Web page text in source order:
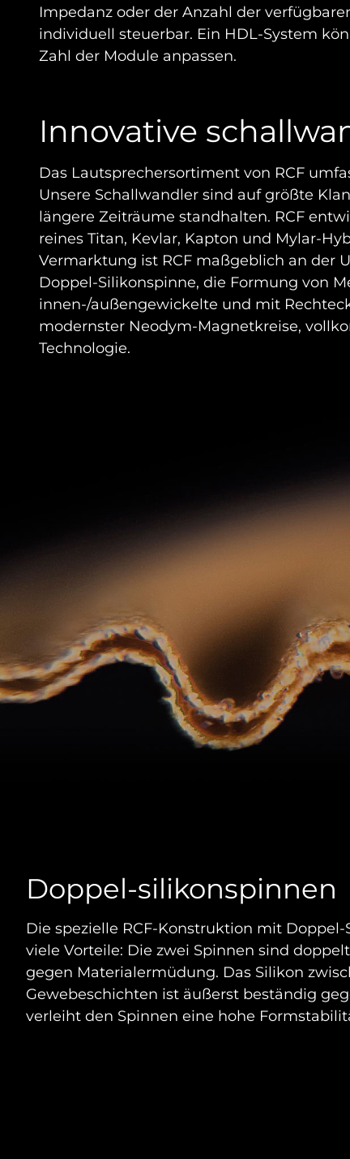
Impedanz oder der Anzahl der
individuell steuerbar. Ein HDL-System
Zahl der Module anpassen.
Innovative
Das Lautsprechersortiment von RCF
Unsere Schallwandler sind auf größte
längere Zeiträume standhalten. RCF
reines Titan, Kevlar, Kapton und Mylar-
Vermarktung ist RCF maßgeblich an der
Doppel-Silikonspinne, die Formung von
innen-/außengewickelte und mit
modernster Neodym-Magnetkreise,
Technologie.
Doppel-silikonspinnen
Die spezielle RCF-Konstruktion mit
viele Vorteile: Die zwei Spinnen sind
gegen Materialermüdung. Das Silikon
Gewebeschichten ist äußerst beständig
verleiht den Spinnen eine hohe